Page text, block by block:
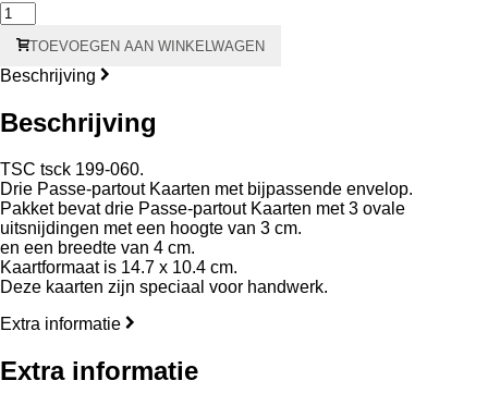
Olijfgroen
3x
ovaal
14.7
cm
TOEVOEGEN AAN WINKELWAGEN
Beschrijving
Beschrijving
TSC tsck 199-060.
Drie Passe-partout Kaarten met bijpassende envelop.
Pakket bevat drie Passe-partout Kaarten met 3 ovale
uitsnijdingen met een hoogte van 3 cm.
en een breedte van 4 cm.
Kaartformaat is 14.7 x 10.4 cm.
Deze kaarten zijn speciaal voor handwerk.
Extra informatie
Extra informatie